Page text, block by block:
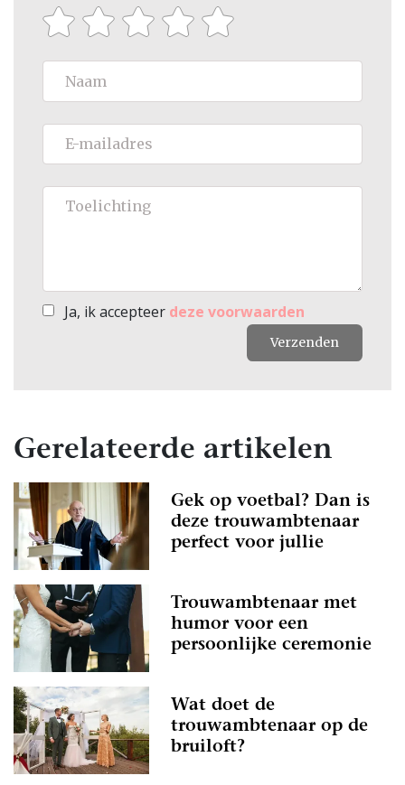
Ja, ik accepteer deze voorwaarden
Verzenden
Gerelateerde artikelen
Gek op voetbal? Dan is
deze trouwambtenaar
perfect voor jullie
Trouwambtenaar met
humor voor een
persoonlijke ceremonie
Wat doet de
trouwambtenaar op de
bruiloft?